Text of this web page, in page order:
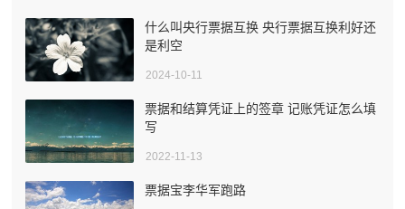
什么叫央行票据互换 央行票据互换利好还
是利空
2024-10-11
票据和结算凭证上的签章 记账凭证怎么填
写
2022-11-13
票据宝李华军跑路